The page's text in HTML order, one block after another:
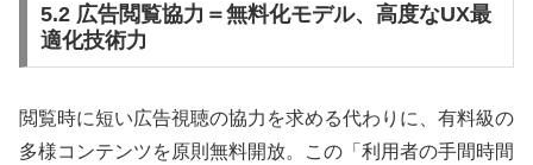
5.2 広告閲覧協力＝無料化モデル、高度なUX最
適化技術力
閲覧時に短い広告視聴の協力を求める代わりに、有料級の
多様コンテンツを原則無料開放。この「利用者の手間時間